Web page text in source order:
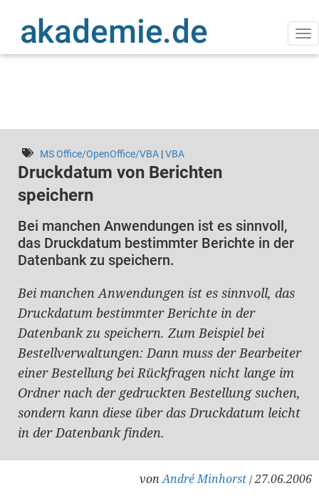
Inhalt
MS Office/OpenOffice/VBA|VBA
Druckdatum von Berichten
speichern
Bei manchen Anwendungen ist es sinnvoll,
das Druckdatum bestimmter Berichte in der
Datenbank zu speichern.
Bei manchen Anwendungen ist es sinnvoll, das
Druckdatum bestimmter Berichte in der
Datenbank zu speichern. Zum Beispiel bei
Bestellverwaltungen: Dann muss der Bearbeiter
einer Bestellung bei Rückfragen nicht lange im
Ordner nach der gedruckten Bestellung suchen,
sondern kann diese über das Druckdatum leicht
in der Datenbank finden.
vonAndré Minhorst /27.06.2006